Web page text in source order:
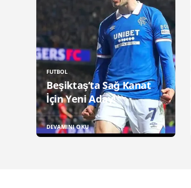
FUTBOL
Beşiktaş’ta Sağ Kanat
İçin Yeni Aday!
DEVAMINI OKU